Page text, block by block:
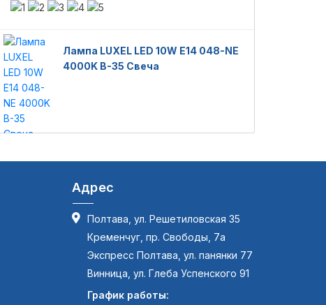
Лампа LUXEL LED 10W E14 048-NE
4000K В-35 Свеча
Адрес
Полтава, ул. Решетиловская 35
Кременчуг, пр. Свободы, 7а
Экспресс Полтава, ул. панянки 77
Винница, ул. Глеба Успенского 91
График работы: